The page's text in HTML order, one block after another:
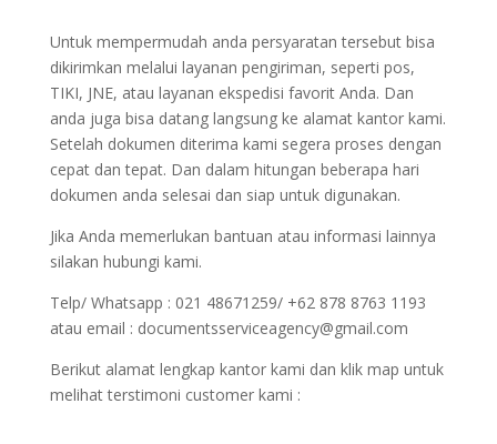
Untuk mempermudah anda persyaratan tersebut bisa
dikirimkan melalui layanan pengiriman, seperti pos,
TIKI, JNE, atau layanan ekspedisi favorit Anda. Dan
anda juga bisa datang langsung ke alamat kantor kami.
Setelah dokumen diterima kami segera proses dengan
cepat dan tepat. Dan dalam hitungan beberapa hari
dokumen anda selesai dan siap untuk digunakan.
Jika Anda memerlukan bantuan atau informasi lainnya
silakan hubungi kami.
Telp/ Whatsapp : 021 48671259/ +62 878 8763 1193
atau email : documentsserviceagency@gmail.com
Berikut alamat lengkap kantor kami dan klik map untuk
melihat terstimoni customer kami :